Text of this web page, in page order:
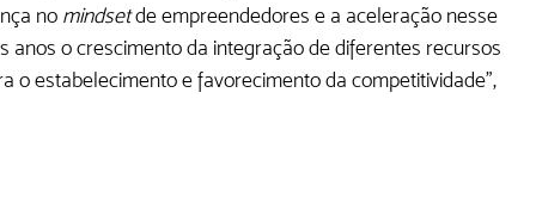
no mindset de empreendedores e a aceleração nesse
anos o crescimento da integração de diferentes recursos
o estabelecimento e favorecimento da competitividade”,